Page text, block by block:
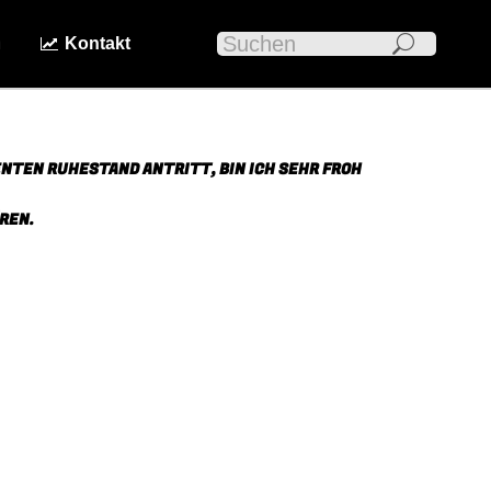
Kontakt Search:
RUHESTAND ANTRITT, BIN ICH SEHR FROH